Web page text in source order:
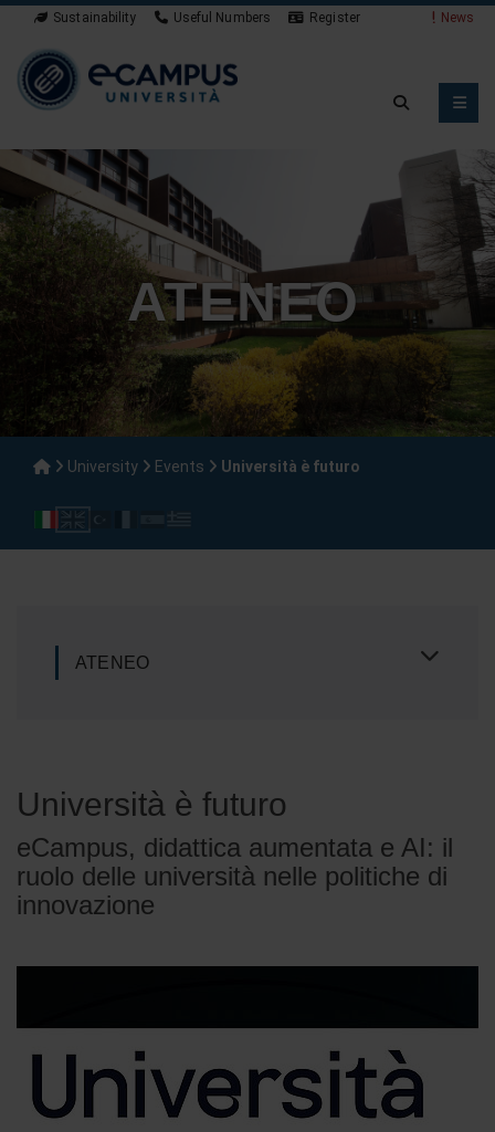
Sustainability Useful Numbers Register News
ATENEO
University Events Università è futuro
ATENEO
Università è futuro
eCampus, didattica aumentata e AI: il
ruolo delle università nelle politiche di
innovazione